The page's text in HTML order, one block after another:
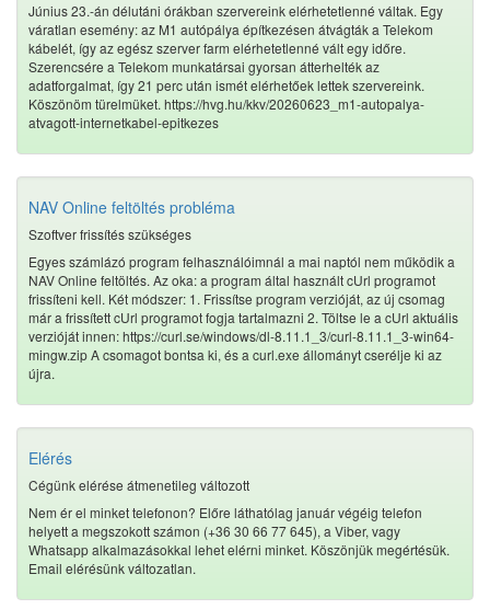
Június 23.-án délutáni órákban szervereink elérhetetlenné váltak. Egy
váratlan esemény: az M1 autópálya építkezésen átvágták a Telekom
kábelét, így az egész szerver farm elérhetetlenné vált egy időre.
Szerencsére a Telekom munkatársai gyorsan átterhelték az
adatforgalmat, így 21 perc után ismét elérhetőek lettek szervereink.
Köszönöm türelmüket. https://hvg.hu/kkv/20260623_m1-autopalya-
atvagott-internetkabel-epitkezes
NAV Online feltöltés probléma
Szoftver frissítés szükséges
Egyes számlázó program felhasználóimnál a mai naptól nem működik a
NAV Online feltöltés. Az oka: a program által használt cUrl programot
frissíteni kell. Két módszer: 1. Frissítse program verzióját, az új csomag
már a frissített cUrl programot fogja tartalmazni 2. Töltse le a cUrl aktuális
verzióját innen: https://curl.se/windows/dl-8.11.1_3/curl-8.11.1_3-win64-
mingw.zip A csomagot bontsa ki, és a curl.exe állományt cserélje ki az
újra.
Elérés
Cégünk elérése átmenetileg változott
Nem ér el minket telefonon? Előre láthatólag január végéig telefon
helyett a megszokott számon (+36 30 66 77 645), a Viber, vagy
Whatsapp alkalmazásokkal lehet elérni minket. Köszönjük megértésük.
Email elérésünk változatlan.